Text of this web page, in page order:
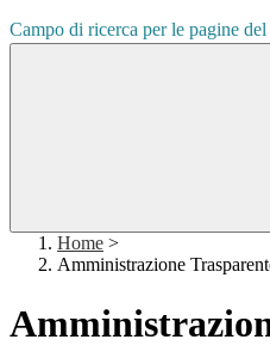
Campo di ricerca per le pagine
Home >
Amministrazione